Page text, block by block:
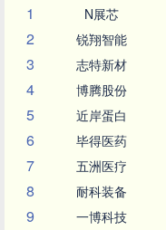
1
N展芯
2 锐翔智能
3 志特新材
4 博腾股份
5 近岸蛋白
6 毕得医药
7 五洲医疗
8 耐科装备
9 一博科技